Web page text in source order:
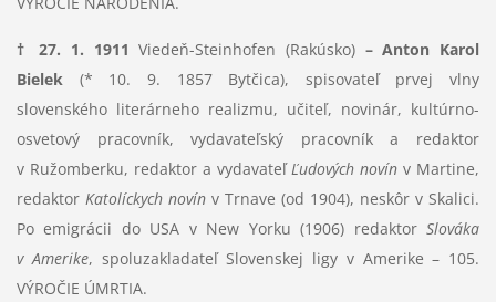
† 27. 1. 1911Viedeň-Steinhofen (Rakúsko) – Anton Karol
Bielek (* 10. 9. 1857 Bytčica), spisovateľ prvej vlny
slovenského literárneho realizmu, učiteľ, novinár, kultúrno-
osvetový pracovník, vydavateľský pracovník a redaktor
v Ružomberku, redaktor a vydavateľĽudových novín v Martine,
redaktor Katolíckych novín v Trnave (od 1904), neskôr v Skalici.
Po emigrácii do USA v New Yorku (1906) redaktorSlováka
v Amerike, spoluzakladateľ Slovenskej ligy v Amerike – 105.
VÝROČIE ÚMRTIA.